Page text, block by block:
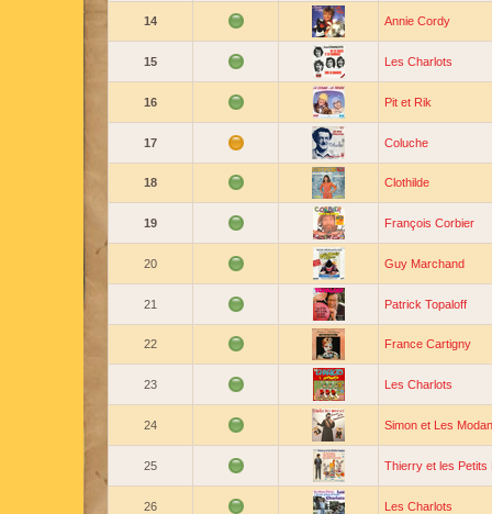
14 Annie Cordy
15 Les Charlots
16 Pit et Rik
17 Coluche
18 Clothilde
19 François Corbier
20 Guy Marchand
21 Patrick Topaloff
22 France Cartigny
23 Les Charlots
24 Simon et Les
25 Thierry et les Petits
26 Les Charlots